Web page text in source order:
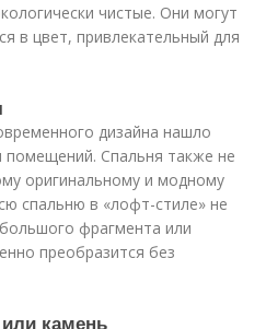
чистые. Они могут
в цвет, привлекательный для
дизайна нашло
Спальня также не
оригинальному и модному
спальню в «лофт-стиле» не
фрагмента или
преобразится без
камень